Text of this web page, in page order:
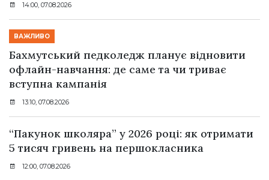
14:00, 07.08.2026
ВАЖЛИВО
Бахмутський педколедж планує відновити
офлайн-навчання: де саме та чи триває
вступна кампанія
13:10, 07.08.2026
“Пакунок школяра” у 2026 році: як отримати
5 тисяч гривень на першокласника
12:00, 07.08.2026